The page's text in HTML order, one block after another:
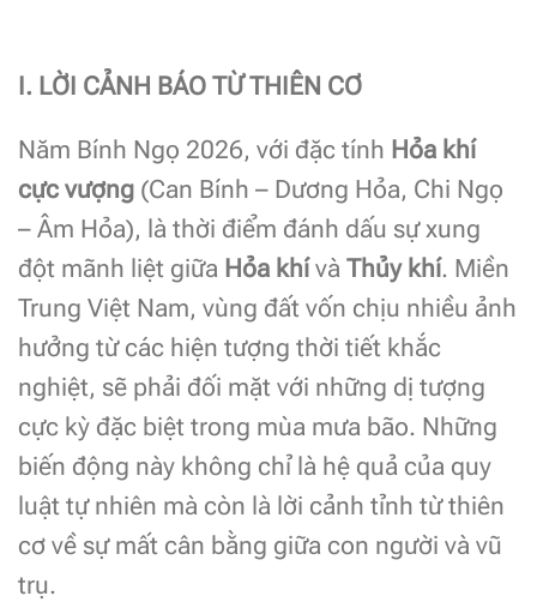
I. LỜI CẢNH BÁO TỪ THIÊN CƠ
Năm Bính Ngọ 2026, với đặc tính Hỏa khí
cực vượng (Can Bính – Dương Hỏa, Chi Ngọ
– Âm Hỏa), là thời điểm đánh dấu sự xung
đột mãnh liệt giữa Hỏa khívà Thủy khí. Miền
Trung Việt Nam, vùng đất vốn chịu nhiều ảnh
hưởng từ các hiện tượng thời tiết khắc
nghiệt, sẽ phải đối mặt với những dị tượng
cực kỳ đặc biệt trong mùa mưa bão. Những
biến động này không chỉ là hệ quả của quy
luật tự nhiên mà còn là lời cảnh tỉnh từ thiên
cơ về sự mất cân bằng giữa con người và vũ
trụ.